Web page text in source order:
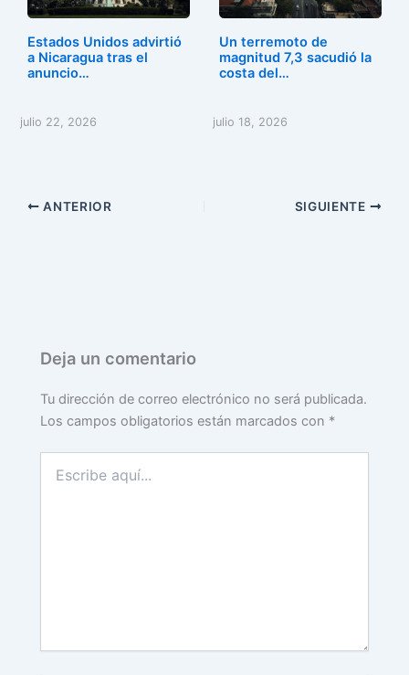
Estados Unidos advirtió
a Nicaragua tras el
anuncio…
julio 22, 2026
Un terremoto de
magnitud 7,3 sacudió la
costa del…
julio 18, 2026
ANTERIOR SIGUIENTE
Deja un comentario
Tu dirección de correo electrónico no será publicada.
Los campos obligatorios están marcados con *
aquí...